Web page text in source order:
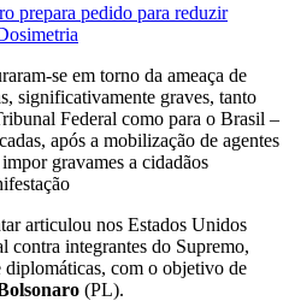
prepara pedido para reduzir
se em torno da ameaça de
significativamente graves, tanto
Federal como para o Brasil –
após a mobilização de agentes
gravames a cidadãos
articulou nos Estados Unidos
contra integrantes do Supremo,
diplomáticas, com o objetivo de
(PL).